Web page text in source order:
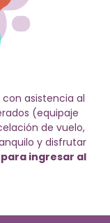
con asistencia al
(equipaje
de vuelo,
y disfrutar
ingresar al